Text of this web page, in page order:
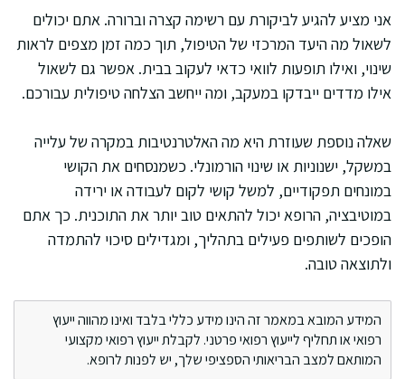
אני מציע להגיע לביקורת עם רשימה קצרה וברורה. אתם יכולים
לשאול מה היעד המרכזי של הטיפול, תוך כמה זמן מצפים לראות
שינוי, ואילו תופעות לוואי כדאי לעקוב בבית. אפשר גם לשאול
אילו מדדים ייבדקו במעקב, ומה ייחשב הצלחה טיפולית עבורכם.
שאלה נוספת שעוזרת היא מה האלטרנטיבות במקרה של עלייה
במשקל, ישנוניות או שינוי הורמונלי. כשמנסחים את הקושי
במונחים תפקודיים, למשל קושי לקום לעבודה או ירידה
במוטיבציה, הרופא יכול להתאים טוב יותר את התוכנית. כך אתם
הופכים לשותפים פעילים בתהליך, ומגדילים סיכוי להתמדה
ולתוצאה טובה.
המידע המובא במאמר זה הינו מידע כללי בלבד ואינו מהווה ייעוץ
רפואי או תחליף לייעוץ רפואי פרטני. לקבלת ייעוץ רפואי מקצועי
המותאם למצב הבריאותי הספציפי שלך, יש לפנות לרופא.